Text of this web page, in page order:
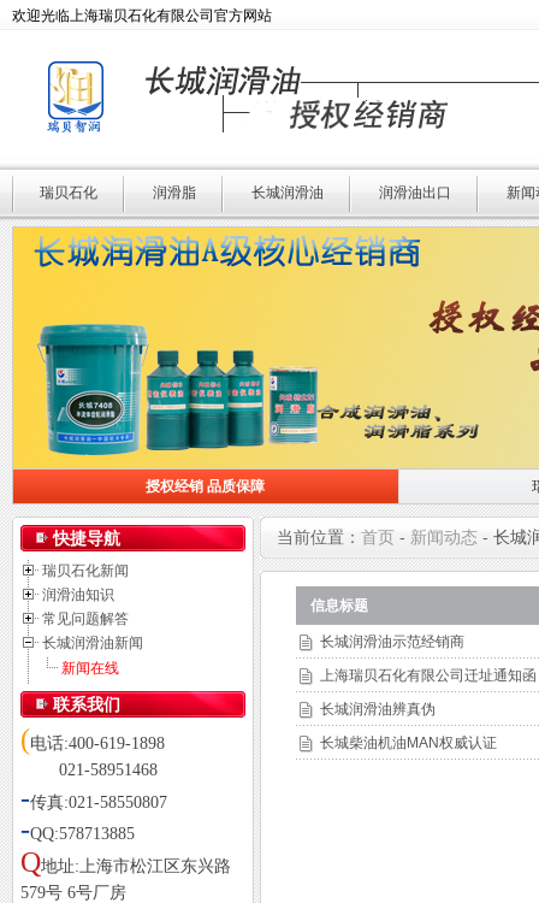
欢迎光临上海瑞贝石化有限公司官方网站
瑞贝石化 润滑脂 长城润滑油 润滑油出口 新闻
授权经销 品质保障
授权经销 品质保障
瑞贝石化 专业润滑
快捷导航
瑞贝石化新闻
润滑油知识
常见问题解答
长城润滑油新闻
新闻在线
联系我们
(电话:400-619-1898
021-58951468
-传真:021-58550807
-QQ:578713885
Q地址:上海市松江区东兴路
579号 6号厂房
当前位置： 首页 - 新闻动态 - 长城
信息标题
长城润滑油示范经销商
上海瑞贝石化有限公司迁址通知函
长城润滑油辨真伪
长城柴油机油MAN权威认证